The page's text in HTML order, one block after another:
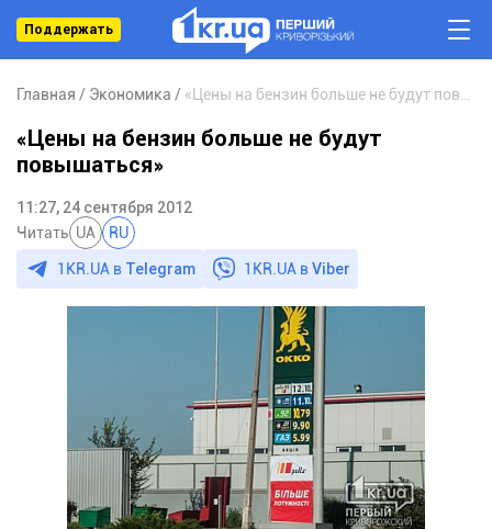
Поддержать
Главная Экономика
«Цены на бензин больше не будут
повышаться»
11:27, 24 сентября 2012
Читать UA RU
1KR.UA в Telegram 1KR.UA вViber